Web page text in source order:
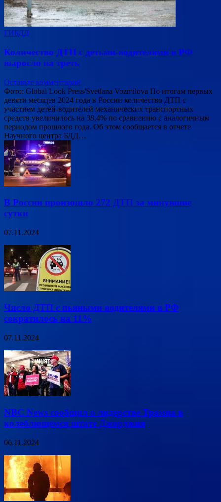
ГИБДД
Количество ДТП с детьми-водителями в РФ
выросло на треть
Оставьте комментарий
Фото: Global Look Press/Svetlana Vozmilova По итогам первых
девяти месяцев 2024 года в России количество ДТП с
участием детей-водителей механических транспортных
средств увеличилось на 38,4% по сравнению с аналогичным
периодом прошлого года. Об этом сообщается в отчете
Научного центра БДД…
В России произошло 272 ДТП за минувшие
сутки
07.11.2024
Число ДТП с пьяными водителями в РФ
сократилось на 11%
07.11.2024
NBC News сообщил о лидерстве Трампа в
колеблющемся штате Джорджия
06.11.2024